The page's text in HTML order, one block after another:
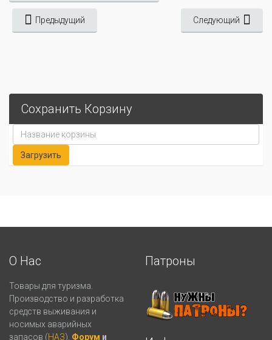
Предыдущий Следующий
Сохранить Корзину
О Нас
Товары для туризма.
Производство и разработка
средств выживания и
носимых аварийных
запасов (НАЗ). Форум и
Патроны